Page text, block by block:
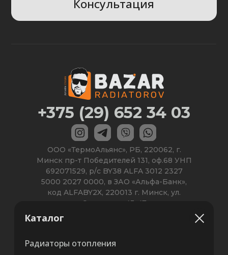
Каталог
Радиаторы отопления